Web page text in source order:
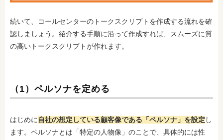
続いて、コールセンターのトークスクリプトを作成する流れを確
認しましょう。紹介する手順に沿って作成すれば、スムーズに質
の高いトークスクリプトが作れます。
（1）ペルソナを定める
はじめに 自社の想定している顧客像である「ペルソナ」を設定 し
ます。ペルソナとは「特定の人物像」のことで、具体的には性